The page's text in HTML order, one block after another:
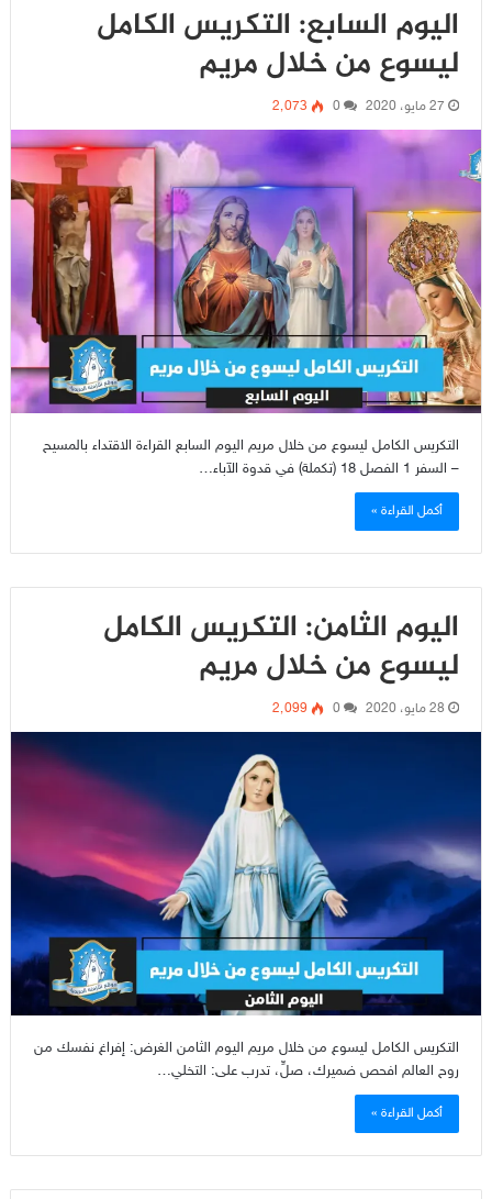
اليوم السابع: التكريس الكامل
ليسوع من خلال مريم
27 مايو، 2020 0 2٬073
التكريس الكامل ليسوع من خلال مريم اليوم السابع القراءة الاقتداء بالمسيح
– السفر 1 الفصل 18 (تكملة) في قدوة الآباء…
أكمل القراءة »
اليوم الثامن: التكريس الكامل
ليسوع من خلال مريم
28 مايو، 2020 0 2٬099
التكريس الكامل ليسوع من خلال مريم اليوم الثامن الغرض: إفراغ نفسك من
روح العالم افحص ضميرك، صلِّ، تدرب على: التخلي…
أكمل القراءة »